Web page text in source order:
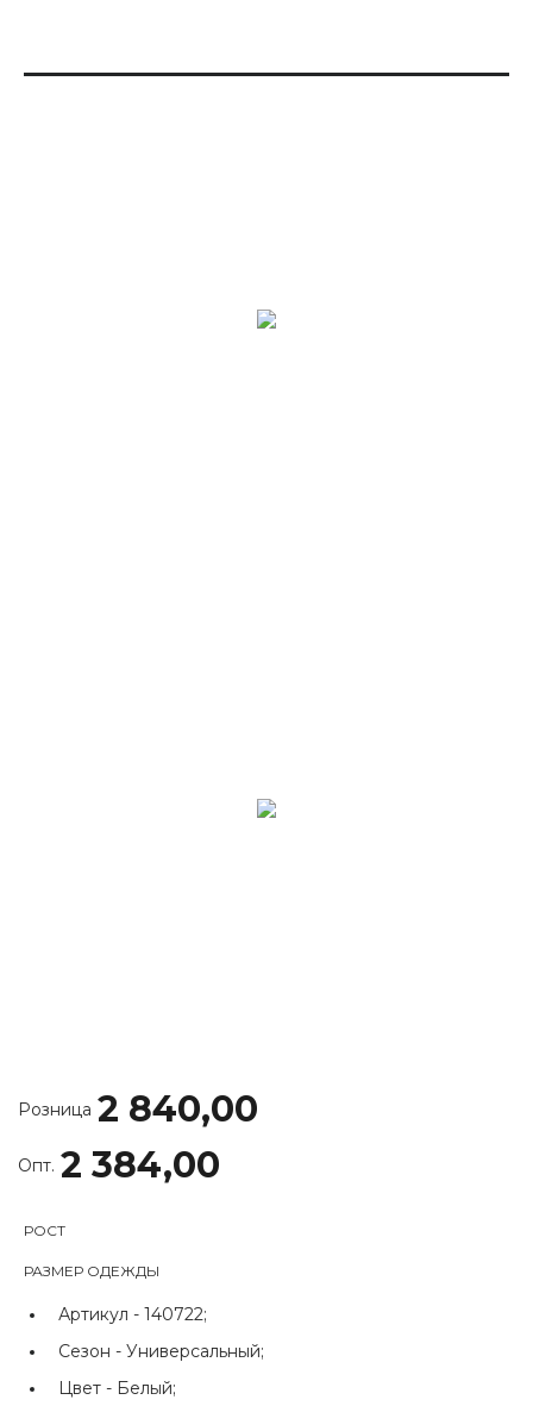
Розница 2 840,00
Опт. 2 384,00
РОСТ
РАЗМЕР ОДЕЖДЫ
Артикул - 140722;
Сезон - Универсальный;
Цвет - Белый;